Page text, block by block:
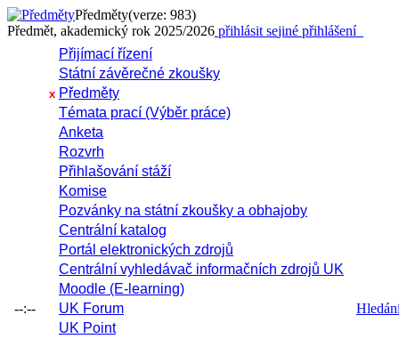
Předměty(verze: 983)
Předmět, akademický rok 2025/2026 přihlásit sejiné přihlášení
--:--
Přijímací řízení
Státní závěrečné zkoušky
x Předměty
Témata prací (Výběr práce)
Anketa
Rozvrh
Přihlašování stáží
Komise
Pozvánky na státní zkoušky a obhajoby
Centrální katalog
Portál elektronických zdrojů
Centrální vyhledávač informačních zdrojů UK
Moodle (E-learning)
UK Forum
UK Point